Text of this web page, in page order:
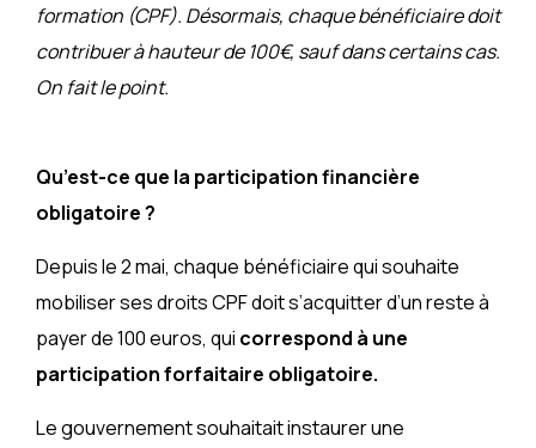
formation (CPF). Désormais, chaque bénéficiaire doit
contribuer à hauteur de 100€, sauf dans certains cas.
On fait le point.
Qu’est-ce que la participation financière
obligatoire ?
Depuis le 2 mai, chaque bénéficiaire qui souhaite
mobiliser ses droits CPF doit s’acquitter d’un reste à
payer de 100 euros, qui correspond à une
participation forfaitaire obligatoire.
Le gouvernement souhaitait instaurer une